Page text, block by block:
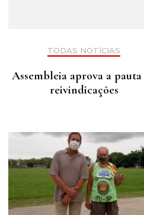
TODAS NOTÍCIAS
Assembleia aprova a pauta
reivindicações